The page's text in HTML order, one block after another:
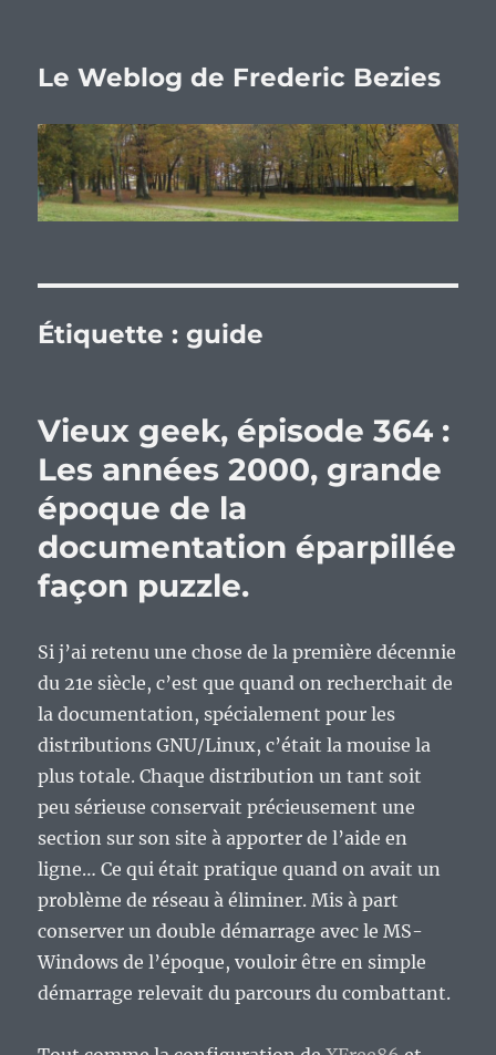
Le Weblog de Frederic Bezies
Étiquette :guide
Vieux geek, épisode 364 :
Les années 2000, grande
époque de la
documentation éparpillée
façon puzzle.
Si j’ai retenu une chose de la première décennie
du 21e siècle, c’est que quand on recherchait de
la documentation, spécialement pour les
distributions GNU/Linux, c’était la mouise la
plus totale. Chaque distribution un tant soit
peu sérieuse conservait précieusement une
section sur son site à apporter de l’aide en
ligne… Ce qui était pratique quand on avait un
problème de réseau à éliminer. Mis à part
conserver un double démarrage avec le MS-
Windows de l’époque, vouloir être en simple
démarrage relevait du parcours du combattant.